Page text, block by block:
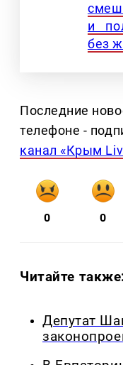
и
без
Последние
телефоне -
канал «Крым
0 0
Читайте
Депутат